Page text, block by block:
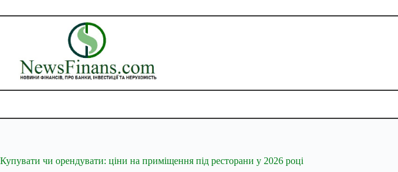
до
Купувати чи орендувати: ціни на приміщення під ресторани у 2026 році